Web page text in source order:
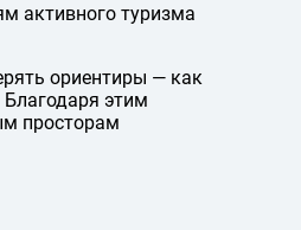
активного туризма
ориентиры — как
этим
просторам